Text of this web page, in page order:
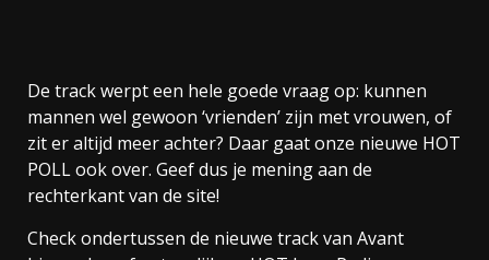
De track werpt een hele goede vraag op: kunnen
mannen wel gewoon ‘vrienden’ zijn met vrouwen, of
zit er altijd meer achter? Daar gaat onze nieuwe HOT
POLL ook over. Geef dus je mening aan de
rechterkant van de site!
Check ondertussen de nieuwe track van Avant